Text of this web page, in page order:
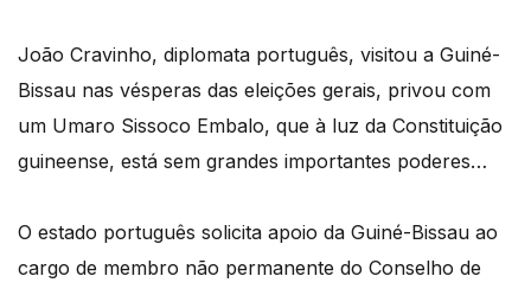
João Cravinho, diplomata português, visitou a Guiné-
Bissau nas vésperas das eleições gerais, privou com
um Umaro Sissoco Embalo, que à luz da Constituição
guineense, está sem grandes importantes poderes…
O estado português solicita apoio da Guiné-Bissau ao
cargo de membro não permanente do Conselho de